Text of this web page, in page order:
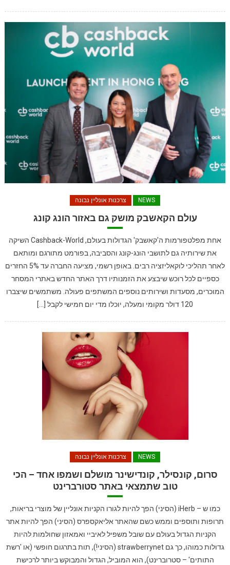
NEWS צרכנות אונליין נבונה
עולם הקאשבק מושק גם באזור הונג קונג
אחת מפלטפורמות ה'קאשבק' הגדולות בעולם, Cashback-World השיקה
את שירותיה גם לתושבי הונג-קונג והסביבה, בפורמט מתורגם ומותאם
לאחר תהליכי לוקאליזציה רבים. באופן רשמי, מציעה החברה עד 5% החזרים
כספיים לכל רוכש שיבצע את הזמנותיו דרך האתר החדש באתרי המסחר
המוכרים, מסעדות ושירותים נוספים המשתפים פעולה. משתמשים שיצברו
120 דולר מקומי ומעלה, יוכלו מדי יום חמישי לקבל […]
NEWS צרכנות אונליין נבונה
סרום, קונסילר, קונדישינר מושלם ושמפו אחד – הכי
טוב שתמצאי באתר סטורברינט
כמו ש – iHerb (הסיני) הפך להיות לגורו הקניות אונליין של מוצרי בריאות,
תרופות ותוספים וממש כשם שהאתר אליאקספרס (הסיני) הפך להיות אתר
הקניות הגדול בעולם עם שובל משפיל לאיביי ואמאזון שחולמות להיות
גדולות כמוהו, כך גם strawberrynet (הסיני!), תות בתרגום חופשי (או 'רשת
התותים' – סטרוברינט), הוא המוביל, הגדול והמבוקש ביותר לרכישת